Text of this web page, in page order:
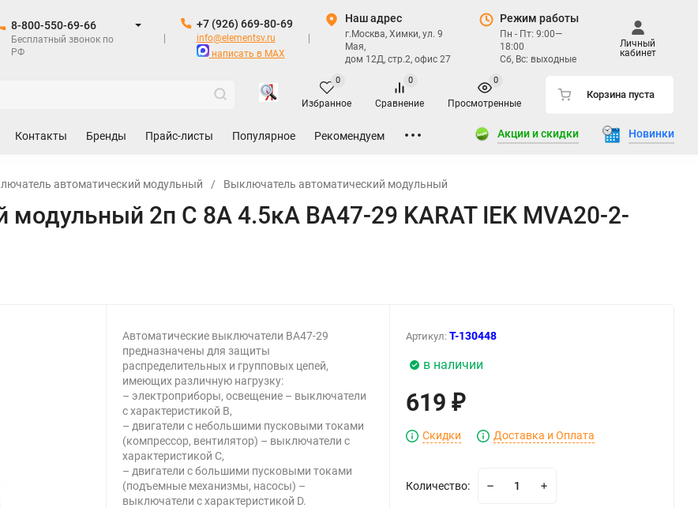
8-800-550-69-66
Бесплатный звонок по
РФ
+7 (926) 669-80-69
info@elementsv.ru
написать в MAX
Наш адрес
г.Москва, Химки, ул. 9
Мая,
дом 12Д, стр.2, офис 27
Режим работы
Пн - Пт: 9:00—
18:00
Сб, Вс: выходные
Личный
кабинет
Избранное
0
Сравнение
0
Просмотренные
0
Корзина пуста
Контакты Бренды Прайс-листы Популярное Рекомендуем Акции и скидки Новинки
автоматический модульный / Выключатель автоматический модульный
2п C 8А 4.5кА ВА47-29 KARAT IEK MVA20-2-
Автоматические выключатели ВА47-29
предназначены для защиты
распределительных и групповых цепей,
имеющих различную нагрузку:
– электроприборы, освещение – выключатели
с характеристикой В,
– двигатели с небольшими пусковыми токами
(компрессор, вентилятор) – выключатели с
характеристикой C,
– двигатели с большими пусковыми токами
(подъемные механизмы, насосы) –
выключатели с характеристикой D.
Артикул:T-130448
в наличии
619₽
Скидки Доставка и Оплата
Количество: